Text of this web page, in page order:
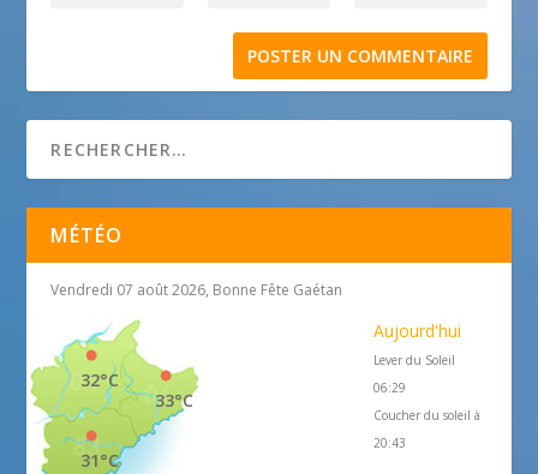
MÉTÉO
Vendredi 07 août 2026, Bonne Fête Gaétan
33°C
32°C
31°C
Aujourd'hui
Lever du Soleil
06:29
Coucher du soleil à
20:43